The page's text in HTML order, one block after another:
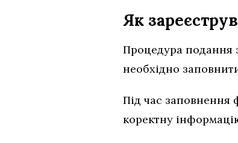
Як
Процедура подання
необхідно
Під час заповнення
коректну